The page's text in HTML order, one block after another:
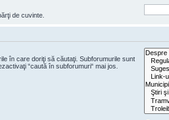
de cuvinte.
în care doriţi să căutaţi. Subforumurile sunt
“caută în subforumuri“ mai jos.